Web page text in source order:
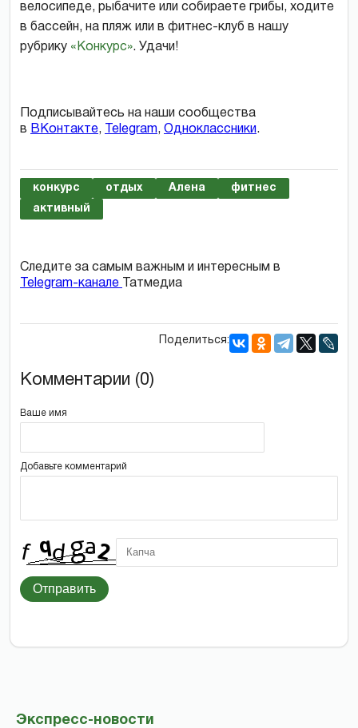
Экспресс-новости
велосипеде, рыбачите или собираете грибы, ходите
в бассейн, на пляж или в фитнес-клуб в нашу
рубрику «Конкурс». Удачи!
Подписывайтесь на наши сообщества
в ВКонтакте, Telegram, Одноклассники.
конкурс отдых Алена
фитнес
активный
Следите за самым важным и интересным в
Telegram-канале
Татмедиа
Поделиться:
Комментарии (0)
Ваше имя
Добавьте комментарий
Отправить